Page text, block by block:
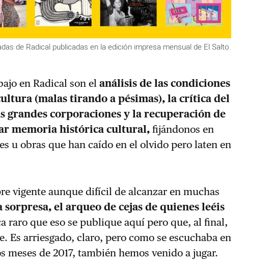
de Radical publicadas en la edición impresa mensual de El Salto.
en Radical son elanálisis de las condiciones
(malas tirando a pésimas), la crítica del
grandes corporaciones y la recuperación de
memoria histórica cultural, fijándonos en
u obras que han caído en el olvido pero laten en
vigente aunque difícil de alcanzar en muchas
sorpresa, el arqueo de cejas de quienes leéis
raro que eso se publique aquí pero que, al final,
Es arriesgado, claro, pero como se escuchaba en
meses de 2017, también hemos venido a jugar.